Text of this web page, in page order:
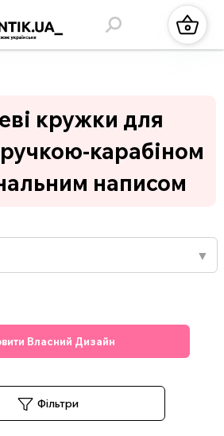
кружки для
карабіном
написом
Власний Дизайн
Фільтри